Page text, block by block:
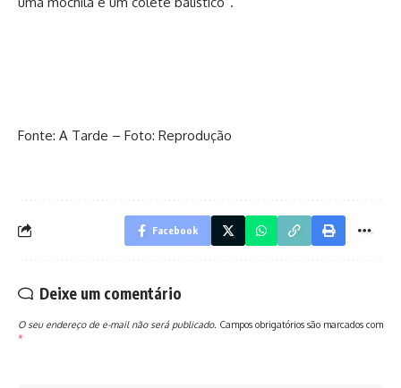
Fonte: A Tarde – Foto: Reprodução
Facebook
Deixe um comentário
O seu endereço de e-mail não será publicado. Campos obrigatórios são marcados com
*